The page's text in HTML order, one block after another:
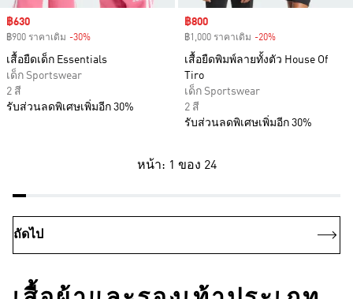
Sale price
฿630
฿900 ราคาเดิม -30%
เสื้อยืดเด็ก Essentials
เด็ก Sportswear
2 สี
รับส่วนลดพิเศษเพิ่มอีก 30%
Sale price
฿800
฿1,000 ราคาเดิม -20%
เสื้อยืดพิมพ์ลายทั้งตัว House Of
Tiro
เด็ก Sportswear
2 สี
รับส่วนลดพิเศษเพิ่มอีก 30%
หน้า: 1 ของ 24
ถัดไป